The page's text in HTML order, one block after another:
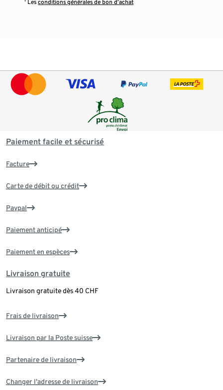
¹ Lesconditions générales de bon d’achat
Paiement facile et sécurisé
Facture
Carte de débit ou crédit
Paypal
Paiement anticipé
Paiement en espèces
Livraison gratuite
Livraison gratuite dès 40 CHF
Frais de livraison
Livraison par la Poste suisse
Partenaire de livraison
Changer l'adresse de livraison